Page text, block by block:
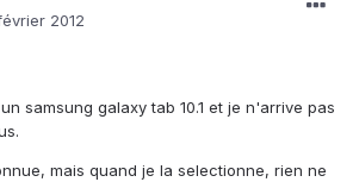
2012
samsung galaxy tab 10.1 et je n'arrive pas
mais quand je la selectionne, rien ne